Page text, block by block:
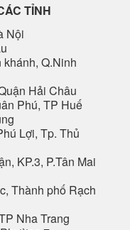
TỈNH
Nội
Q.Ninh
Hải Châu
Phú, TP Huế
Lợi, Tp. Thủ
KP.3, P.Tân Mai
Thành phố Rạch
Nha Trang